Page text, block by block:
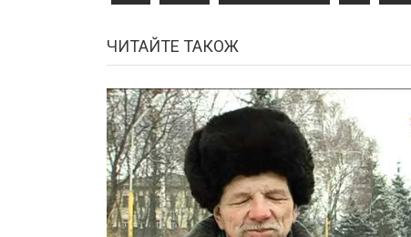
ЧИТАЙТЕ ТАКОЖ